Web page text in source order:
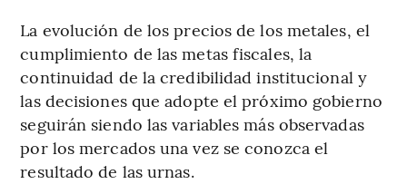
La evolución de los precios de los metales, el
cumplimiento de las metas fiscales, la
continuidad de la credibilidad institucional y
las decisiones que adopte el próximo gobierno
seguirán siendo las variables más observadas
por los mercados una vez se conozca el
resultado de las urnas.